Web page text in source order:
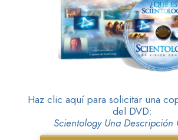
Haz clic aquí para solicitar una
del DVD:
Scientology Una Descripción